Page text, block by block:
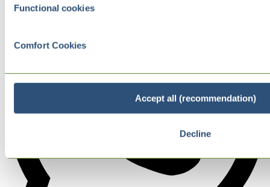
Functional cookies
Comfort Cookies
Accept all (recommendation)
Decline